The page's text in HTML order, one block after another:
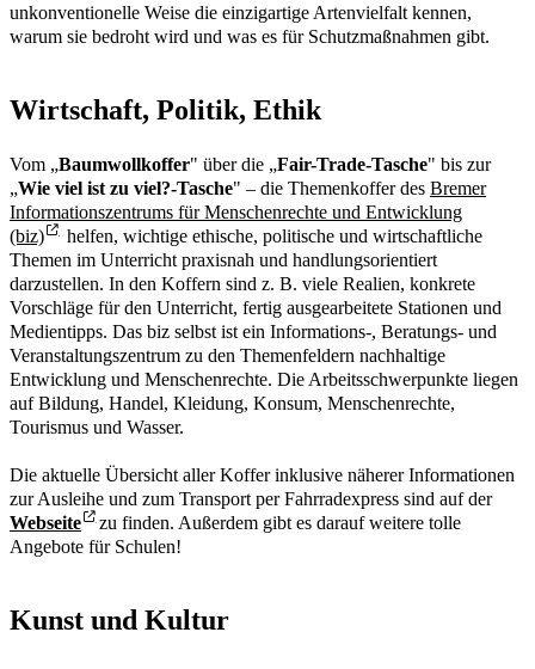
unkonventionelle Weise die einzigartige Artenvielfalt kennen,
warum sie bedroht wird und was es für Schutzmaßnahmen gibt.
Wirtschaft, Politik, Ethik
Vom „Baumwollkoffer" über die „Fair-Trade-Tasche" bis zur
„Wie viel ist zu viel?-Tasche" – die Themenkoffer des Bremer
Informationszentrums für Menschenrechte und Entwicklung
(biz)
helfen, wichtige ethische, politische und wirtschaftliche
Themen im Unterricht praxisnah und handlungsorientiert
darzustellen. In den Koffern sind z. B. viele Realien, konkrete
Vorschläge für den Unterricht, fertig ausgearbeitete Stationen und
Medientipps. Das biz selbst ist ein Informations-, Beratungs- und
Veranstaltungszentrum zu den Themenfeldern nachhaltige
Entwicklung und Menschenrechte. Die Arbeitsschwerpunkte liegen
auf Bildung, Handel, Kleidung, Konsum, Menschenrechte,
Tourismus und Wasser.
Die aktuelle Übersicht aller Koffer inklusive näherer Informationen
zur Ausleihe und zum Transport per Fahrradexpress sind auf der
Webseite
zu finden. Außerdem gibt es darauf weitere tolle
Angebote für Schulen!
Kunst und Kultur